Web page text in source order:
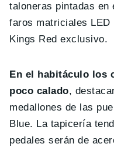
taloneras pintadas
faros matriciales
Kings Red exclusivo.
En el habitáculo los
poco calado,
medallones de las
Blue. La tapicería
pedales serán de